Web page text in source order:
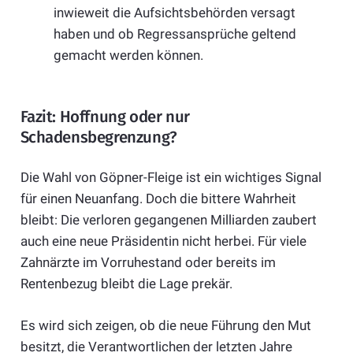
inwieweit die Aufsichtsbehörden versagt
haben und ob Regressansprüche geltend
gemacht werden können.
Fazit: Hoffnung oder nur
Schadensbegrenzung?
Die Wahl von Göpner-Fleige ist ein wichtiges Signal
für einen Neuanfang. Doch die bittere Wahrheit
bleibt: Die verloren gegangenen Milliarden zaubert
auch eine neue Präsidentin nicht herbei. Für viele
Zahnärzte im Vorruhestand oder bereits im
Rentenbezug bleibt die Lage prekär.
Es wird sich zeigen, ob die neue Führung den Mut
besitzt, die Verantwortlichen der letzten Jahre